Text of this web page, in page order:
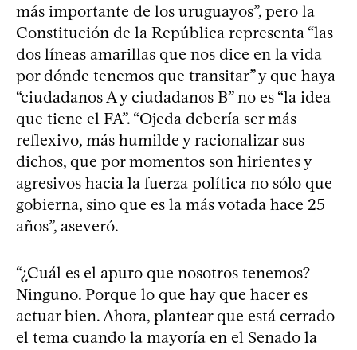
más importante de los uruguayos”, pero la
Constitución de la República representa “las
dos líneas amarillas que nos dice en la vida
por dónde tenemos que transitar” y que haya
“ciudadanos A y ciudadanos B” no es “la idea
que tiene el FA”. “Ojeda debería ser más
reflexivo, más humilde y racionalizar sus
dichos, que por momentos son hirientes y
agresivos hacia la fuerza política no sólo que
gobierna, sino que es la más votada hace 25
años”, aseveró.
“¿Cuál es el apuro que nosotros tenemos?
Ninguno. Porque lo que hay que hacer es
actuar bien. Ahora, plantear que está cerrado
el tema cuando la mayoría en el Senado la